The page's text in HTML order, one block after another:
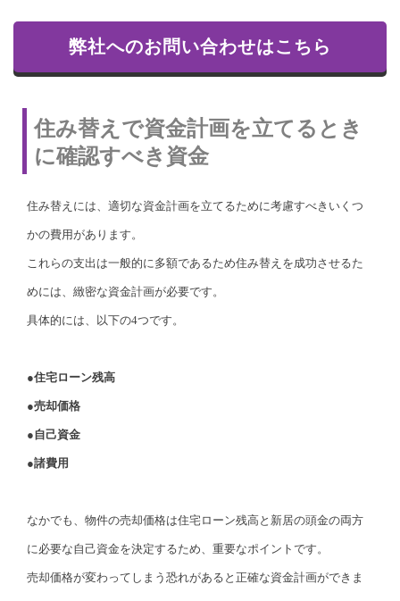
弊社へのお問い合わせはこちら
住み替えで資金計画を立てるとき
に確認すべき資金
住み替えには、適切な資金計画を立てるために考慮すべきいくつ
かの費用があります。
これらの支出は一般的に多額であるため住み替えを成功させるた
めには、緻密な資金計画が必要です。
具体的には、以下の4つです。
●住宅ローン残高
●売却価格
●自己資金
●諸費用
なかでも、物件の売却価格は住宅ローン残高と新居の頭金の両方
に必要な自己資金を決定するため、重要なポイントです。
売却価格が変わってしまう恐れがあると正確な資金計画ができま